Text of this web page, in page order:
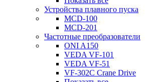
Устройства плавного пуска
MCD-100
MCD-201
Частотные преобразователи
ONI A150
VEDA VF-101
VEDA VF-51
VF-302C Crane Drive